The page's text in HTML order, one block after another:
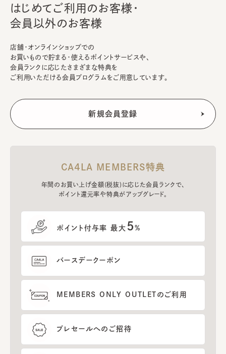
はじめてご利用のお客様・
会員以外のお客様
店舗・オンラインショップでの
お買いもので貯まる・使えるポイントサービスや、
会員ランクに応じたさまざまな特典を
ご利用いただける会員プログラムをご用意しています。
CA4LA MEMBERS特典
年間のお買い上げ金額(税抜)に応じた会員ランクで、
ポイント還元率や特典がアップグレード。
ポイント付与率 最大 5%
バースデークーポン
MEMBERS ONLY OUTLETのご利用
プレセールへのご招待